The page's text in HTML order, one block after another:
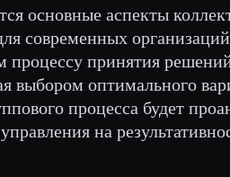
основные аспекты
современных
процессу принятия
выбором оптимального
процесса будет
на